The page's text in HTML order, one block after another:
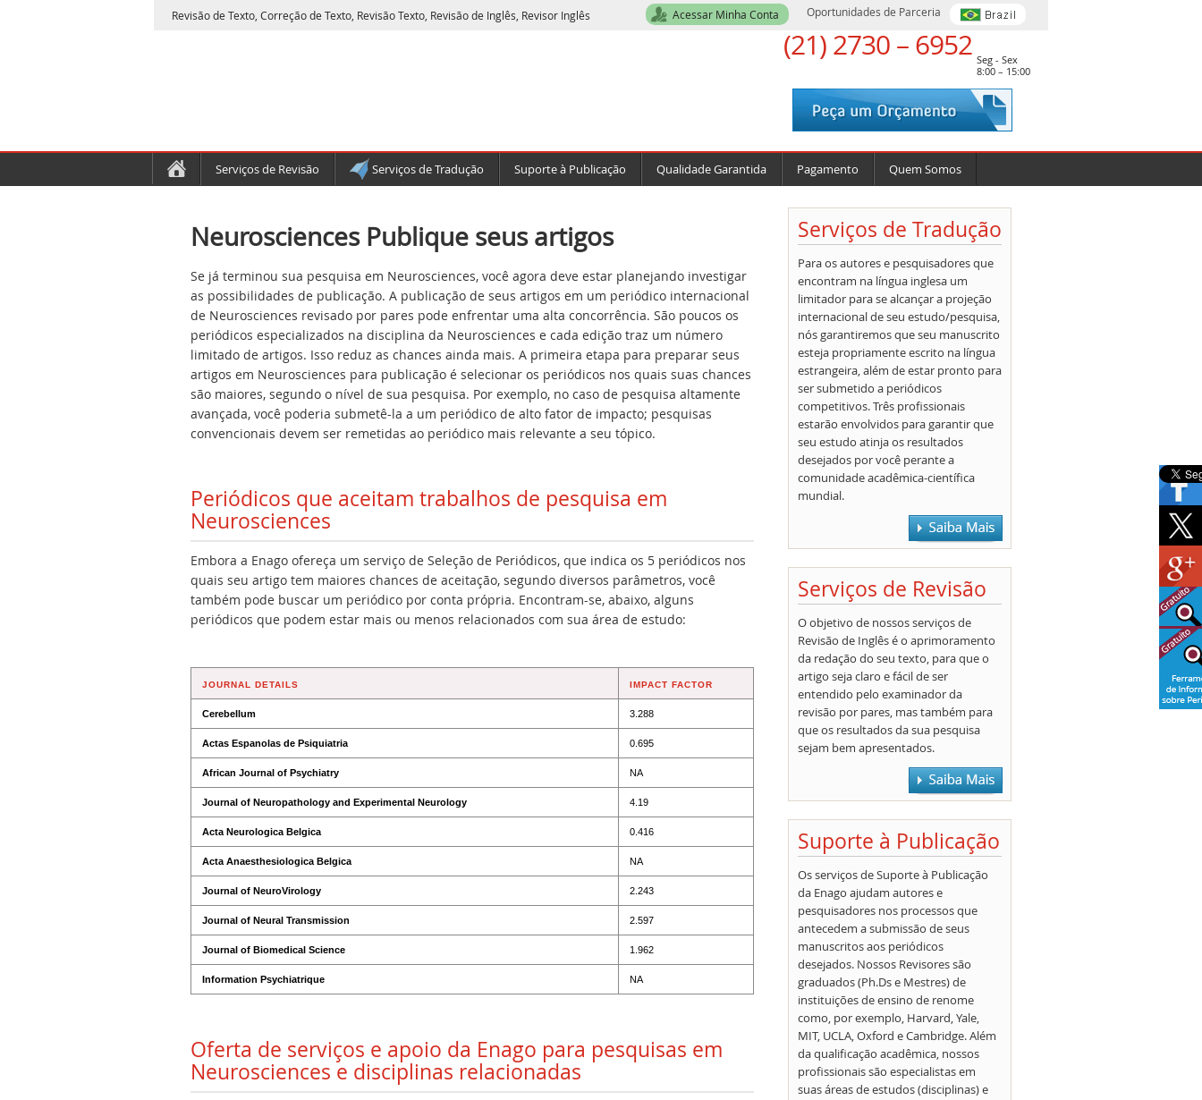
Revisão de Texto, Correção de Texto, Revisão Texto, Revisão de Inglês, Revisor Inglês Acessar Minha Conta Oportunidades de Parceria
(21) 2730 – 6952 Seg - Sex
8:00 – 15:00
Serviços de Revisão Serviços de Tradução Suporte à Publicação Qualidade Garantida Pagamento Quem Somos
Neurosciences Publique seus artigos
Se já terminou sua pesquisa em Neurosciences, você agora deve estar planejando investigar
as possibilidades de publicação. A publicação de seus artigos em um periódico internacional
de Neurosciences revisado por pares pode enfrentar uma alta concorrência. São poucos os
periódicos especializados na disciplina da Neurosciences e cada edição traz um número
limitado de artigos. Isso reduz as chances ainda mais. A primeira etapa para preparar seus
artigos em Neurosciences para publicação é selecionar os periódicos nos quais suas chances
são maiores, segundo o nível de sua pesquisa. Por exemplo, no caso de pesquisa altamente
avançada, você poderia submetê-la a um periódico de alto fator de impacto; pesquisas
convencionais devem ser remetidas ao periódico mais relevante a seu tópico.
Periódicos que aceitam trabalhos de pesquisa em
Neurosciences
Embora a Enago ofereça um serviço de Seleção de Periódicos, que indica os 5 periódicos nos
quais seu artigo tem maiores chances de aceitação, segundo diversos parâmetros, você
também pode buscar um periódico por conta própria. Encontram-se, abaixo, alguns
periódicos que podem estar mais ou menos relacionados com sua área de estudo:
JOURNAL DETAILS IMPACT FACTOR
Cerebellum 3.288
Actas Espanolas de Psiquiatria 0.695
African Journal of Psychiatry NA
Journal of Neuropathology and Experimental Neurology 4.19
Acta Neurologica Belgica 0.416
Acta Anaesthesiologica Belgica NA
Journal of NeuroVirology 2.243
Journal of Neural Transmission 2.597
Journal of Biomedical Science 1.962
Information Psychiatrique NA
Oferta de serviços e apoio da Enago para pesquisas em
Neurosciences e disciplinas relacionadas
Serviços de Tradução
Para os autores e pesquisadores que
encontram na língua inglesa um
limitador para se alcançar a projeção
internacional de seu estudo/pesquisa,
nós garantiremos que seu manuscrito
esteja propriamente escrito na língua
estrangeira, além de estar pronto para
ser submetido a periódicos
competitivos. Três profissionais
estarão envolvidos para garantir que
seu estudo atinja os resultados
desejados por você perante a
comunidade acadêmica-científica
mundial.
Serviços de Revisão
O objetivo de nossos serviços de
Revisão de Inglês é o aprimoramento
da redação do seu texto, para que o
artigo seja claro e fácil de ser
entendido pelo examinador da
revisão por pares, mas também para
que os resultados da sua pesquisa
sejam bem apresentados.
Suporte à Publicação
Os serviços de Suporte à Publicação
da Enago ajudam autores e
pesquisadores nos processos que
antecedem a submissão de seus
manuscritos aos periódicos
desejados. Nossos Revisores são
graduados (Ph.Ds e Mestres) de
instituições de ensino de renome
como, por exemplo, Harvard, Yale,
MIT, UCLA, Oxford e Cambridge. Além
da qualificação acadêmica, nossos
profissionais são especialistas em
suas áreas de estudos (disciplinas) e